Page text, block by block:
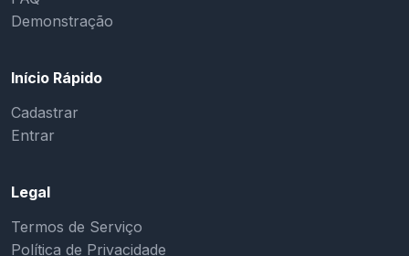
Demonstração
Início Rápido
Cadastrar
Entrar
Legal
Termos de Serviço
Política de Privacidade